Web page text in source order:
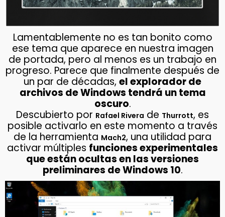
Lamentablemente no es tan bonito como
ese tema que aparece en nuestra imagen
de portada, pero al menos es un trabajo en
progreso. Parece que finalmente después de
un par de décadas, el explorador de
archivos de Windows tendrá un tema
oscuro.
Descubierto por Rafael Rivera de Thurrott, es
posible activarlo en este momento a través
de la herramienta Mach2, una utilidad para
activar múltiples funciones experimentales
que están ocultas en las versiones
preliminares de Windows 10.